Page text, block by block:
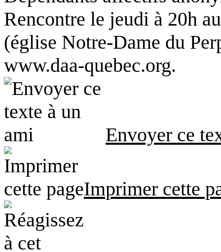
Rencontre le jeudi à 20h
(église Notre-Dame du
www.daa-quebec.org.
Envoyer ce
Imprimer cette